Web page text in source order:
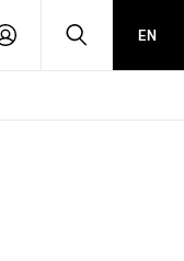
PŘIHLÁSIT HLEDATEN